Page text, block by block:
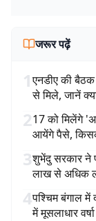
जरूर पढ़ें
1एनडीए की
से मिले, जानें
217 को मिलेंगे
आयेंगे पैसे,
3शुभेंदु सरकार ने
लाख से अधिक
4पश्चिम बंगाल
में मूसलाधार